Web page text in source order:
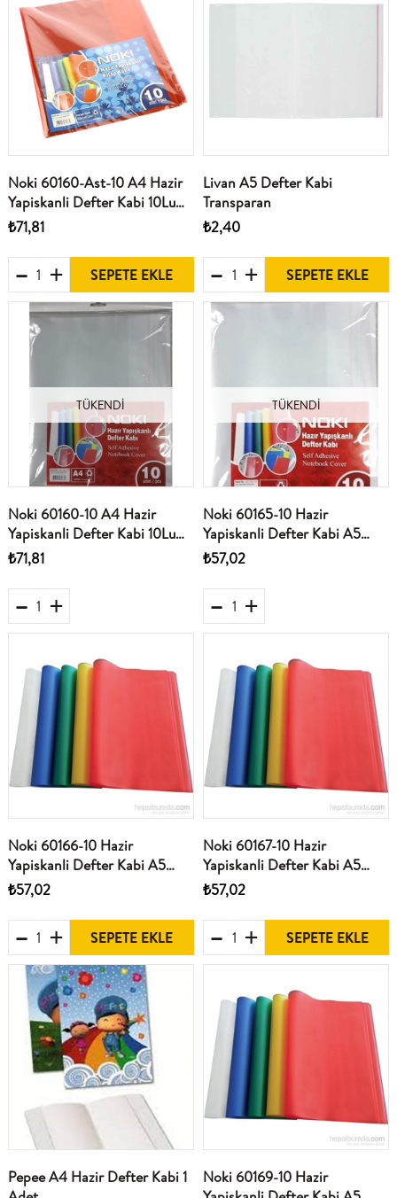
Noki 60160-Ast-10 A4 Hazir
Yapiskanli Defter Kabi 10Lu
Renkli
₺71,81
SEPETE EKLE
Livan A5 Defter Kabi
Transparan
₺2,40
SEPETE EKLE
TÜKENDI
Noki 60160-10 A4 Hazir
Yapiskanli Defter Kabi 10Lu
Seffaf
₺71,81
TÜKENDI
Noki 60165-10 Hazir
Yapiskanli Defter Kabi A5
Seffaf 10Lu
₺57,02
Noki 60166-10 Hazir
Yapiskanli Defter Kabi A5
Yesil 10Lu
₺57,02
SEPETE EKLE
Noki 60167-10 Hazir
Yapiskanli Defter Kabi A5
Mavi 10Lu
₺57,02
SEPETE EKLE
Pepee A4 Hazir Defter Kabi 1
Noki 60169-10 Hazir